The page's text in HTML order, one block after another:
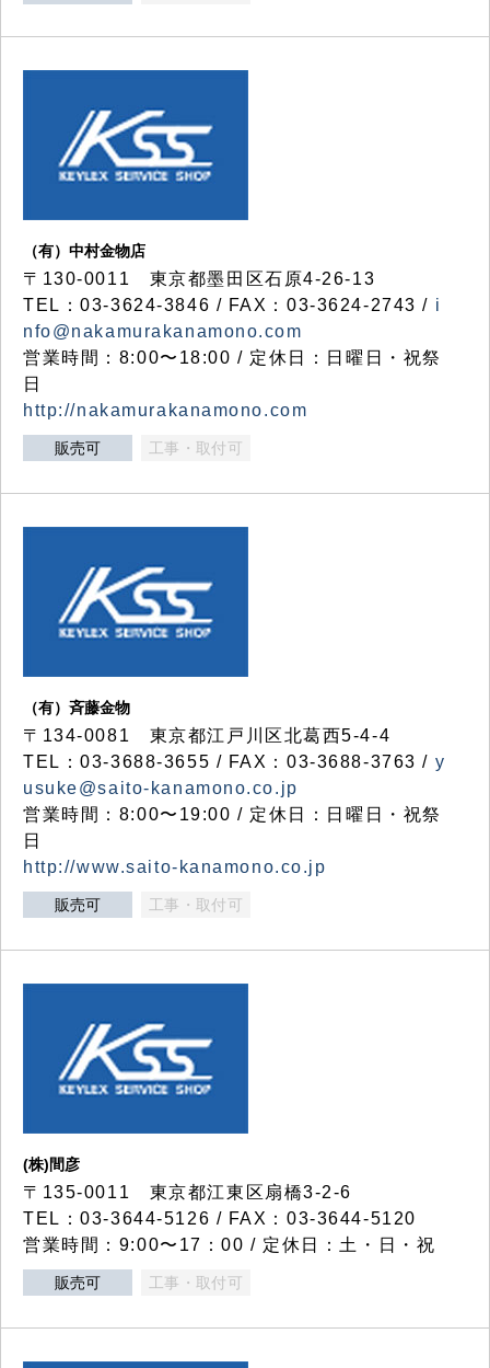
（有）中村金物店
〒130-0011 東京都墨田区石原4-26-13
TEL：03-3624-3846 / FAX：03-3624-2743 / i
nfo@nakamurakanamono.com
営業時間：8:00〜18:00 / 定休日：日曜日・祝祭
日
http://nakamurakanamono.com
販売可 工事・取付可
（有）斉藤金物
〒134-0081 東京都江戸川区北葛西5-4-4
TEL：03-3688-3655 / FAX：03-3688-3763 / y
usuke@saito-kanamono.co.jp
営業時間：8:00〜19:00 / 定休日：日曜日・祝祭
日
http://www.saito-kanamono.co.jp
販売可 工事・取付可
(株)間彦
〒135-0011 東京都江東区扇橋3-2-6
TEL：03-3644-5126 / FAX：03-3644-5120
営業時間：9:00〜17：00 / 定休日：土・日・祝
販売可 工事・取付可